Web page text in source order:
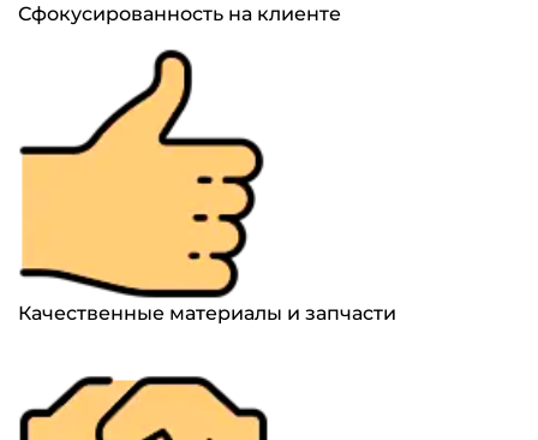
Сфокусированность на клиенте
Качественные материалы и запчасти